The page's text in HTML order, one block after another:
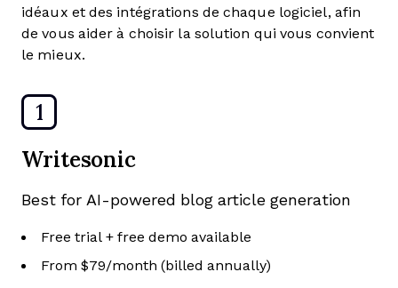
idéaux et des intégrations de chaque logiciel, afin
de vous aider à choisir la solution qui vous convient
le mieux.
1
Writesonic
Best for AI-powered blog article generation
Free trial + free demo available
From $79/month (billed annually)